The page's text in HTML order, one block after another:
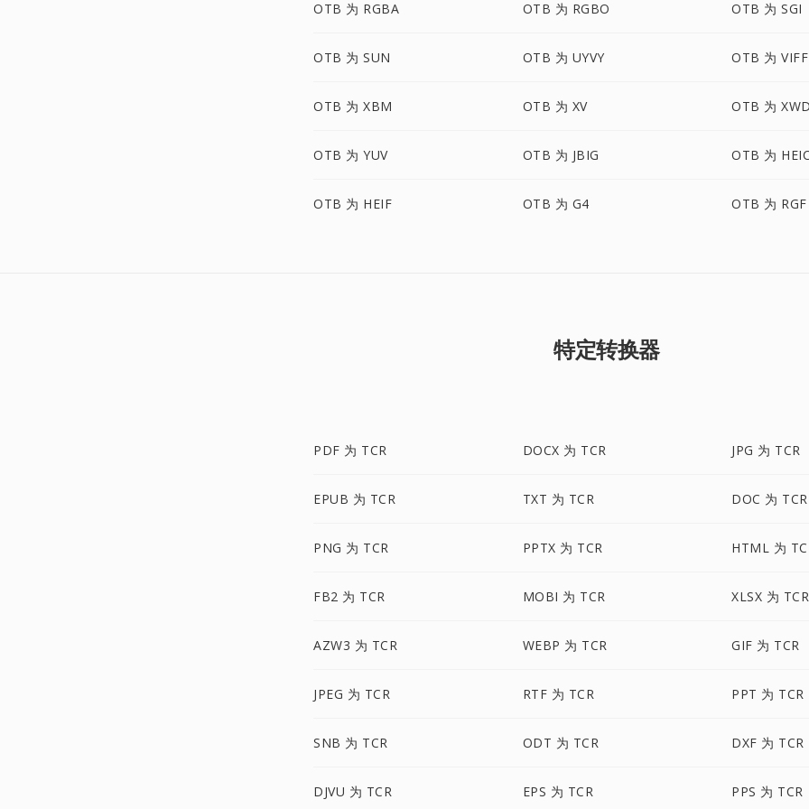
OTB 为 RGBA OTB 为 RGBO OTB 为 SGI
OTB 为 SUN OTB 为 UYVY OTB 为 VIFF
OTB 为 XBM OTB 为 XV OTB 为
OTB 为 YUV OTB 为 JBIG OTB 为
OTB 为 HEIF OTB 为 G4 OTB 为 RGF
特定转换器
PDF 为 TCR DOCX 为 TCR JPG 为 TCR
EPUB 为 TCR TXT 为 TCR DOC 为 TCR
PNG 为 TCR PPTX 为 TCR HTML 为
FB2 为 TCR MOBI 为 TCR XLSX 为 TCR
AZW3 为 TCR WEBP 为 TCR GIF 为 TCR
JPEG 为 TCR RTF 为 TCR PPT 为 TCR
SNB 为 TCR ODT 为 TCR DXF 为 TCR
DJVU 为 TCR EPS 为 TCR PPS 为 TCR